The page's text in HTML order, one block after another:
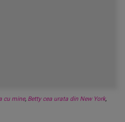
cu mine, Betty cea urata din New York,